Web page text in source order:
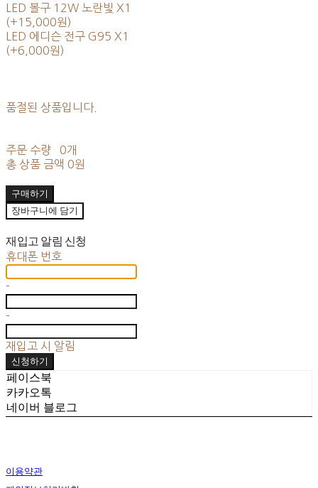
LED 볼구 12W 노란빛 X1
(+15,000원)
LED 에디슨 전구 G95 X1
(+6,000원)
품절된 상품입니다.
주문 수량
0개
총 상품 금액 0원
구매하기
장바구니에 담기
재입고 알림 신청
휴대폰 번호
-
-
재입고 시 알림
신청하기
페이스북
카카오톡
네이버 블로그
이용약관